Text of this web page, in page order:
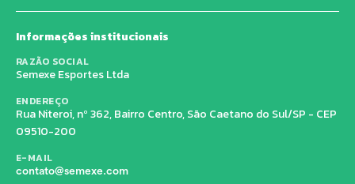
Informações institucionais
RAZÃO SOCIAL
Semexe Esportes Ltda
ENDEREÇO
Rua Niteroi, nº 362, Bairro Centro, São Caetano do Sul/SP - CEP
09510-200
E-MAIL
contato@semexe.com